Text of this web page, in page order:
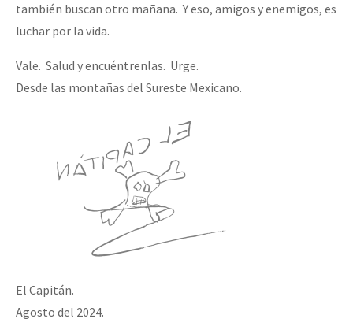
también buscan otro mañana. Y eso, amigos y enemigos, es
luchar por la vida.
Vale. Salud y encuéntrenlas. Urge.
Desde las montañas del Sureste Mexicano.
El Capitán.
Agosto del 2024.